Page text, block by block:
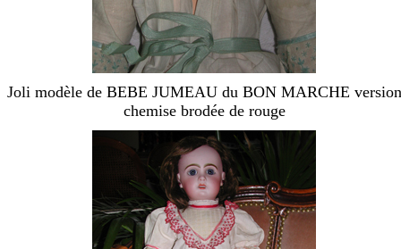
Joli modèle de BEBE JUMEAU du BON MARCHE version
chemise brodée de rouge